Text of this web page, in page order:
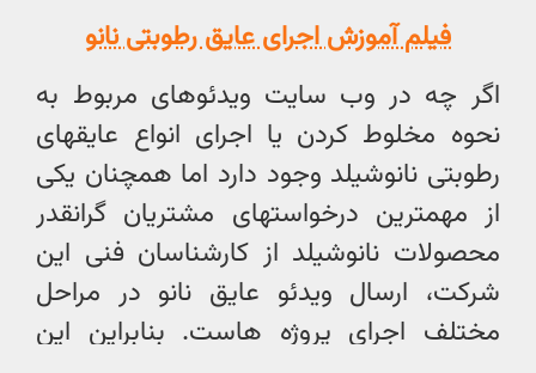
فیلم آموزش اجرای عایق رطوبتی نانو
اگر چه در وب سایت ویدئوهای مربوط به
نحوه مخلوط کردن یا اجرای انواع عایقهای
رطوبتی نانوشیلد وجود دارد اما همچنان یکی
از مهمترین درخواستهای مشتریان گرانقدر
محصولات نانوشیلد از کارشناسان فنی این
شرکت، ارسال ویدئو عایق نانو در مراحل
مختلف اجرای پروژه هاست. بنابراین این